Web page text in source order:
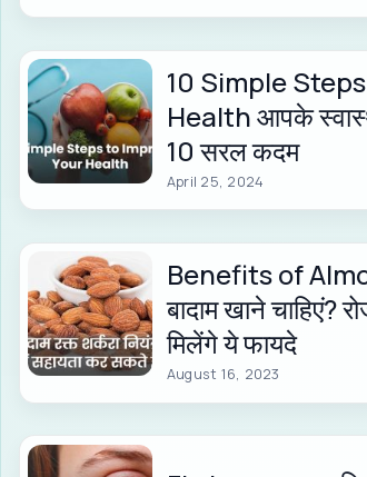
10 Simple
Health आपके
10 सरल कदम
April 25, 2024
Benefits of
बादाम खाने चाहिएं?
मिलेंगे ये फायदे
August 16, 2023